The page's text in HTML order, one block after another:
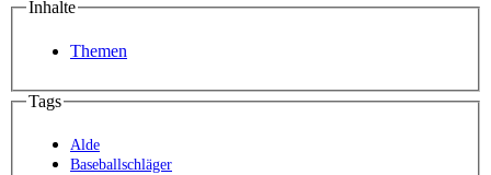
Inhalte
Themen
Tags
Alde
Baseballschläger